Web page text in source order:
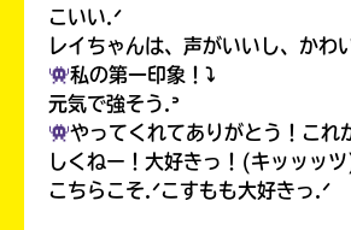
こいい.ᐟ
レイちゃんは、声がいいし、かわ
私の第一印象！⤵︎
元気で強そう.ᐣ
やってくれてありがとう！これ
しくねー！大好きっ！(キッッッ
こちらこそ.ᐟこすもも大好きっ.ᐟ